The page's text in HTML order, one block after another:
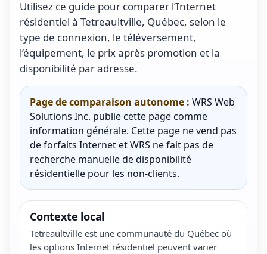
Utilisez ce guide pour comparer l’Internet
résidentiel à Tetreaultville, Québec, selon le
type de connexion, le téléversement,
l’équipement, le prix après promotion et la
disponibilité par adresse.
Page de comparaison autonome : WRS Web
Solutions Inc. publie cette page comme
information générale. Cette page ne vend pas
de forfaits Internet et WRS ne fait pas de
recherche manuelle de disponibilité
résidentielle pour les non-clients.
Contexte local
Tetreaultville est une communauté du Québec où
les options Internet résidentiel peuvent varier